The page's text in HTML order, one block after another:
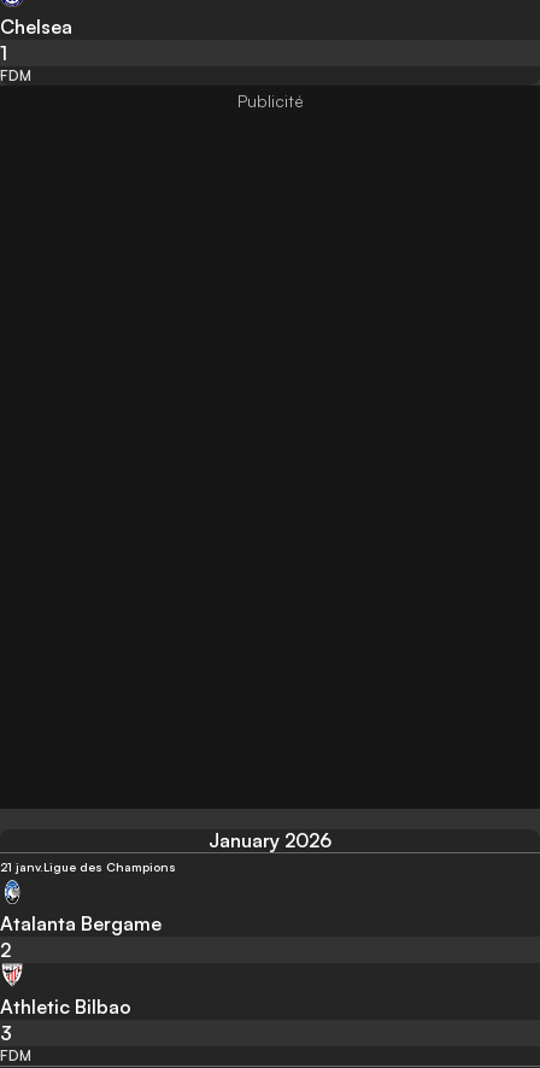
Chelsea
1
FDM
January 2026
21 janv.Ligue des Champions
Atalanta Bergame
2
Athletic Bilbao
3
FDM